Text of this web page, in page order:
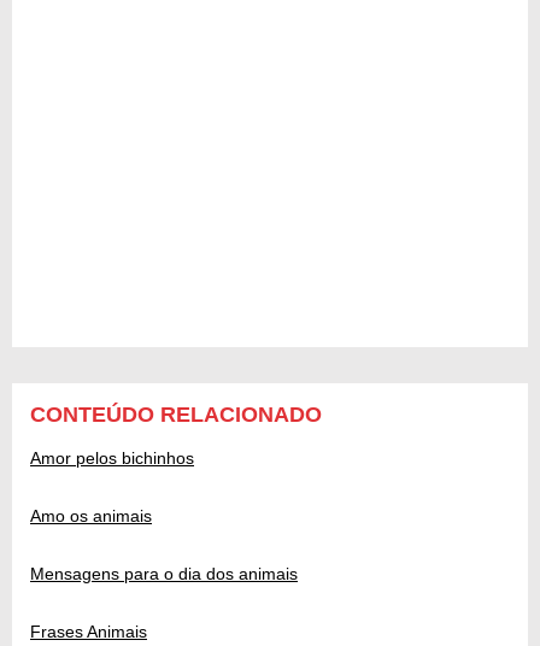
CONTEÚDO RELACIONADO
Amor pelos bichinhos
Amo os animais
Mensagens para o dia dos animais
Frases Animais